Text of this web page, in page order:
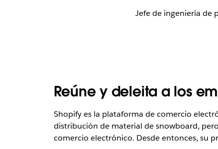
Jefe de ingeniería de
Reúne y deleita a los
Shopify es la plataforma de comercio
distribución de material de snowboard,
comercio electrónico. Desde entonces, su